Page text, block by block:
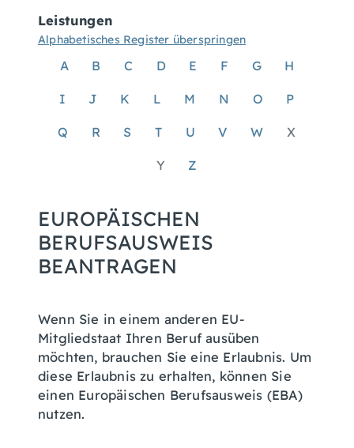
Leistungen
Alphabetisches Register überspringen
A B C D E F G H
I J K L M N O P
Q R S T U V W X
Y Z
EUROPÄISCHEN
BERUFSAUSWEIS
BEANTRAGEN
Wenn Sie in einem anderen EU-
Mitgliedstaat Ihren Beruf ausüben
möchten, brauchen Sie eine Erlaubnis. Um
diese Erlaubnis zu erhalten, können Sie
einen Europäischen Berufsausweis (EBA)
nutzen.